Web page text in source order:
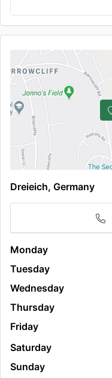
Dreieich, Germany
Monday
Tuesday
Wednesday
Thursday
Friday
Saturday
Sunday